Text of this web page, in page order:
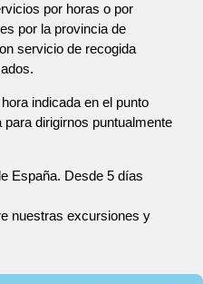
por horas o por
por la provincia de
servicio de recogida
indicada en el punto
dirigirnos puntualmente
España. Desde 5 días
nuestras excursiones y